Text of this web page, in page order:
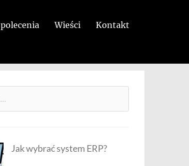
Wieści Kontakt
Jak wybrać system ERP?